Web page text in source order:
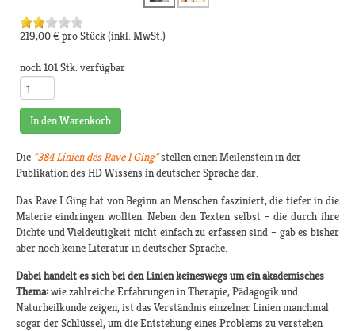
219,00 €pro Stück(inkl. MwSt.)
noch 101 Stk. verfügbar
In den Warenkorb
Die "384 Linien des Rave I Ging"stellen einen Meilenstein in der
Publikation des HD Wissens in deutscher Sprache dar.
Das Rave I Ging hat von Beginn an Menschen fasziniert, die tiefer in die
Materie eindringen wollten. Neben den Texten selbst – die durch ihre
Dichte und Vieldeutigkeit nicht einfach zu erfassen sind – gab es bisher
aber noch keine Literatur in deutscher Sprache.
Dabei handelt es sich bei den Linien keineswegs um ein akademisches
Thema:wie zahlreiche Erfahrungen in Therapie, Pädagogik und
Naturheilkunde zeigen, ist das Verständnis einzelner Linien manchmal
sogar der Schlüssel, um die Entstehung eines Problems zu verstehen